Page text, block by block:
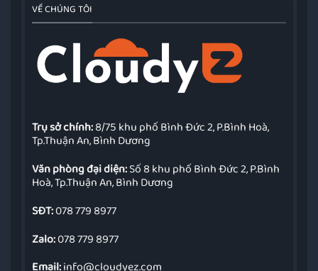
VỀ CHÚNG TÔI
Trụ sở chính:8/75 khu phố Bình Đức 2, P.Bình Hoà,
Tp.Thuận An, Bình Dương
Văn phòng đại diện:Số 8 khu phố Bình Đức 2, P.Bình
Hoà, Tp.Thuận An, Bình Dương
SĐT:078 779 8977
Zalo:078 779 8977
Email:info@cloudyez.com